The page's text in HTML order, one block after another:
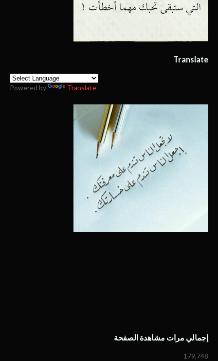
Translate
Powered by Translate
إجمالي مرات مشاهدة الصفحة
179,748